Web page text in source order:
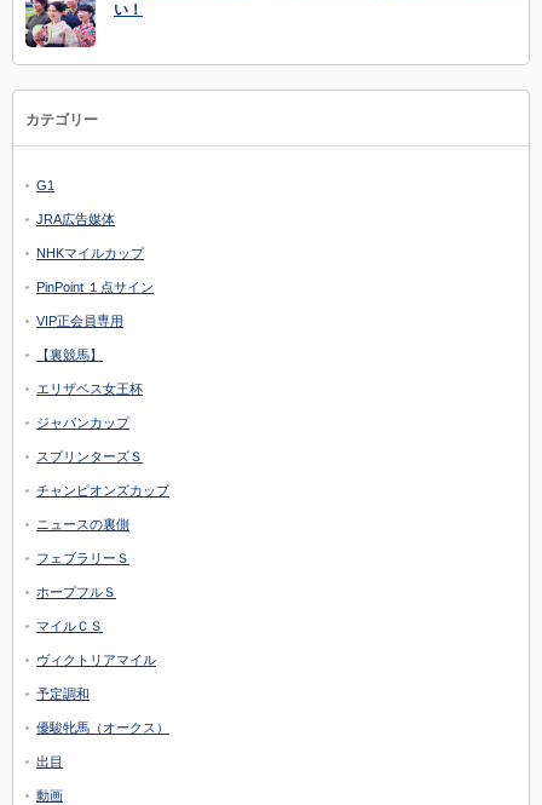
い！
カテゴリー
G1
JRA広告媒体
NHKマイルカップ
PinPoint １点サイン
VIP正会員専用
【裏競馬】
エリザベス女王杯
ジャパンカップ
スプリンターズＳ
チャンピオンズカップ
ニュースの裏側
フェブラリーＳ
ホープフルＳ
マイルＣＳ
ヴィクトリアマイル
予定調和
優駿牝馬（オークス）
出目
動画